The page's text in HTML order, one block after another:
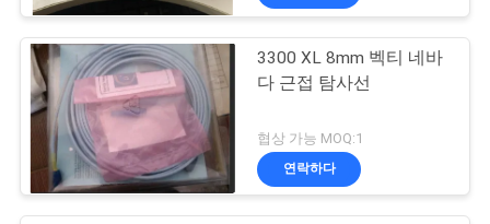
3300 XL 8mm 벡티 네바
다 근접 탐사선
협상 가능 MOQ:1
연락하다